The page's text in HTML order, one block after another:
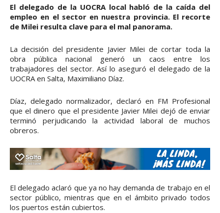
El delegado de la UOCRA local habló de la caída del
empleo en el sector en nuestra provincia. El recorte
de Milei resulta clave para el mal panorama.
La decisión del presidente Javier Milei de cortar toda la
obra pública nacional generó un caos entre los
trabajadores del sector. Así lo aseguró el delegado de la
UOCRA en Salta, Maximiliano Díaz.
Díaz, delegado normalizador, declaró en FM Profesional
que el dinero que el presidente Javier Milei dejó de enviar
terminó perjudicando la actividad laboral de muchos
obreros.
El delegado aclaró que ya no hay demanda de trabajo en el
sector público, mientras que en el ámbito privado todos
los puertos están cubiertos.